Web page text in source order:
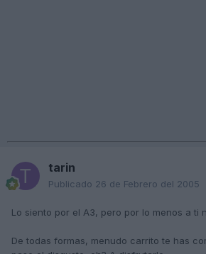
tarin
Publicado 26 de Febrero del 2005
Lo siento por el A3, pero por lo menos a ti
De todas formas, menudo carrito te has